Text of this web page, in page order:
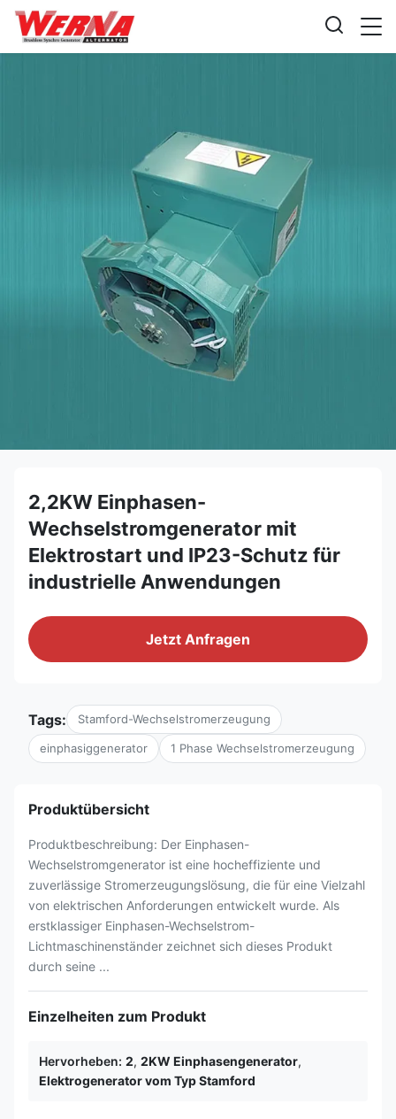
2,2KW Einphasen-
Wechselstromgenerator mit
Elektrostart und IP23-Schutz für
industrielle Anwendungen
Jetzt Anfragen
Tags: Stamford-Wechselstromerzeugung
einphasiggenerator 1 Phase Wechselstromerzeugung
Produktübersicht
Produktbeschreibung: Der Einphasen-
Wechselstromgenerator ist eine hocheffiziente und
zuverlässige Stromerzeugungslösung, die für eine Vielzahl
von elektrischen Anforderungen entwickelt wurde. Als
erstklassiger Einphasen-Wechselstrom-
Lichtmaschinenständer zeichnet sich dieses Produkt
durch seine ...
Einzelheiten zum Produkt
Hervorheben: 2, 2KW Einphasengenerator,
Elektrogenerator vom Typ Stamford